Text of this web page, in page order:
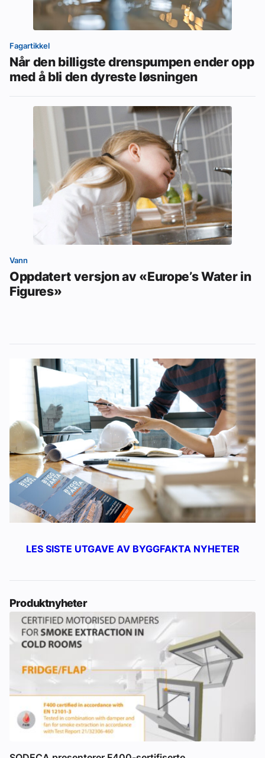
Fagartikkel
Når den billigste drenspumpen ender opp
med å bli den dyreste løsningen
Vann
Oppdatert versjon av «Europe’s Water in
Figures»
LES SISTE UTGAVE AV BYGGFAKTA NYHETER
Produktnyheter